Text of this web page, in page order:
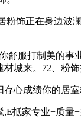
正在身边波
服打制美的事
城来。72、粉
心成绩你的居室
家专业+质量